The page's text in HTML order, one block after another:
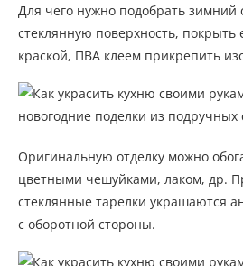
Для чего нужно подобрать зимний
стеклянную поверхность, покрыть
краской, ПВА клеем прикрепить
Оригинальную отделку можно
цветными чешуйками, лаком, др.
стеклянные тарелки украшаются
с оборотной стороны.